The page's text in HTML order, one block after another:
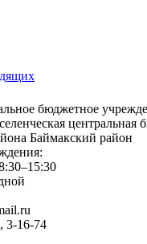
бюджетное
центральная
Баймакский район
3-16-74